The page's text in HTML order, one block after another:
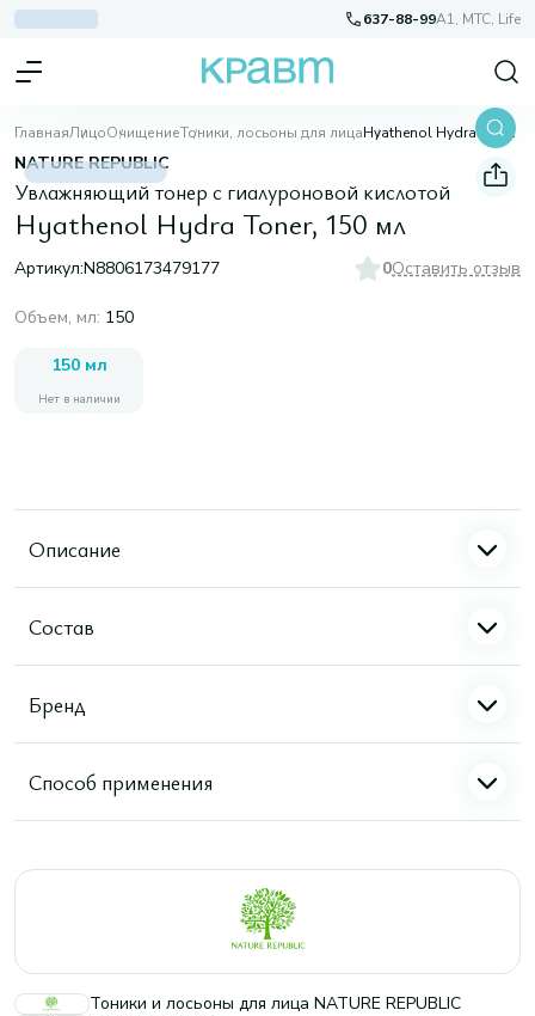
637-88-99A1, МТС, Life
ГлавнаяЛицоОчищениеТоники, лосьоны для лица Hyathenol Hydra Toner, 150 мл
NATURE REPUBLIC
Увлажняющий тонер с гиалуроновой кислотой
Hyathenol Hydra Toner, 150 мл
Артикул:N8806173479177 0Оставить отзыв
Объем, мл: 150
150 мл
Нет в наличии
Описание
Состав
Бренд
Способ применения
Тоники и лосьоны для лица NATURE REPUBLIC